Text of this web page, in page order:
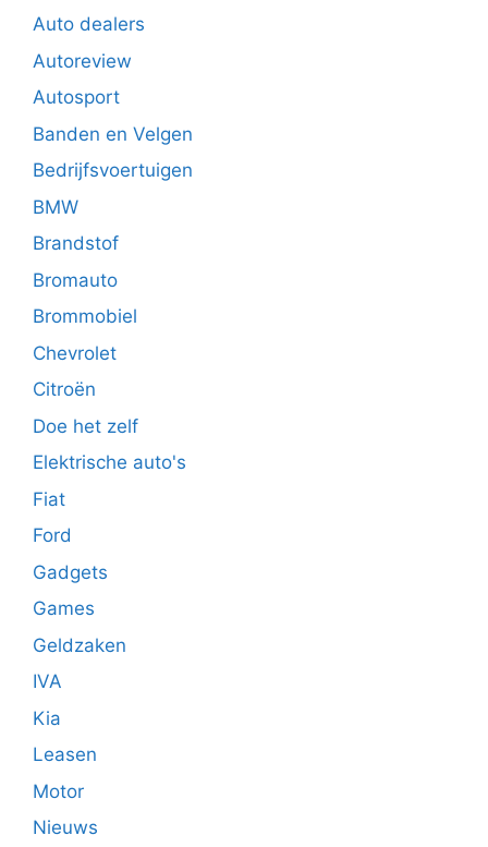
Auto dealers
Autoreview
Autosport
Banden en Velgen
Bedrijfsvoertuigen
BMW
Brandstof
Bromauto
Brommobiel
Chevrolet
Citroën
Doe het zelf
Elektrische auto's
Fiat
Ford
Gadgets
Games
Geldzaken
IVA
Kia
Leasen
Motor
Nieuws